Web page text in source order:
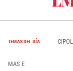
TEMAS DEL DÍA
MAS E